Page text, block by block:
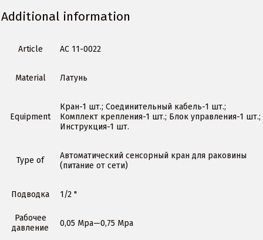
Additional information
Article АС 11-0022
Material Латунь
Equipment
Кран-1 шт.; Соединительный кабель-1 шт.;
Комплект крепления-1 шт.; Блок управления-1 шт.;
Инструкция-1 шт.
Type of
Автоматический сенсорный кран для раковины
(питание от сети)
Подводка 1/2 "
Рабочее
давление
0,05 Мра—0,75 Мра